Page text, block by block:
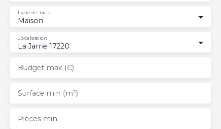
Maison
Type de bien
La Jarrie 17220
Localisation
Budget max (€)
Surface min (m²)
Pièces min